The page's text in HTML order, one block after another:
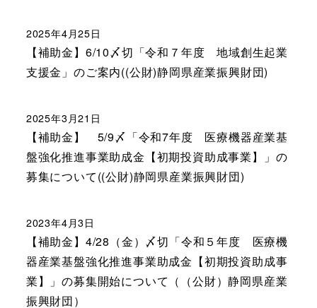
【補助金】6/10〆切「令和７年度 地域創生起業
支援金」のご案内((公財)静岡県産業振興財団)
2025年4月25日
【補助金】 5/9〆「令和7年度 医療機器産業基
盤強化推進事業助成金【初期投資助成事業】」の
募集について((公財)静岡県産業振興財団)
2025年3月21日
【補助金】4/28（金）〆切「令和５年度 医療機
器産業基盤強化推進事業助成金【初期投資助成事
業】」の募集開始について（（公財）静岡県産業
振興財団）
2023年4月3日